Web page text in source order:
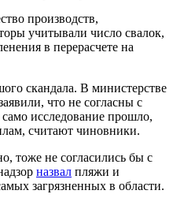
производств,
учитывали число свалок,
в перерасчете на
скандала. В министерстве
что не согласны с
исследование прошло,
считают чиновники.
тоже не согласились бы с
назвал пляжи и
загрязненных в области.